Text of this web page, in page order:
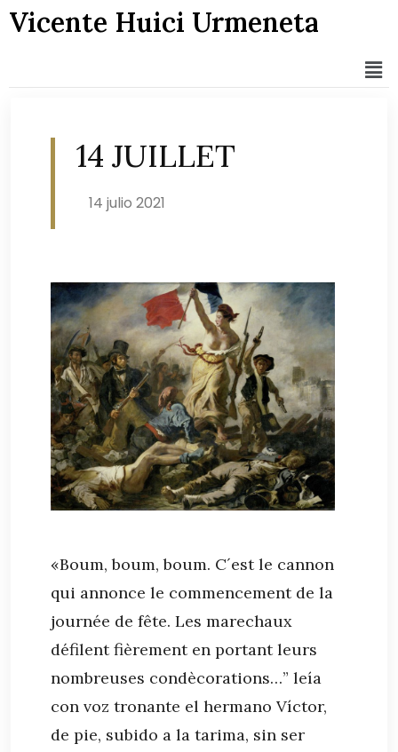
Vicente Huici Urmeneta
14 JUILLET
14 julio 2021
«Boum, boum, boum. C´est le cannon
qui annonce le commencement de la
journée de fête. Les marechaux
défilent fièrement en portant leurs
nombreuses condècorations…” leía
con voz tronante el hermano Víctor,
de pie, subido a la tarima, sin ser